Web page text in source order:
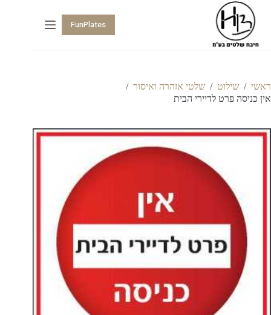
FunPlates
ראשי / שילוט / שלטי אזהרה ואיסור /
אין כניסה פרט לדיירי הבית